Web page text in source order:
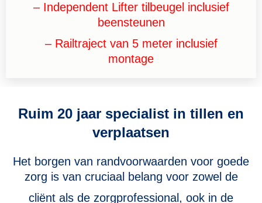
– Independent Lifter tilbeugel inclusief
beensteunen
– Railtraject van 5 meter inclusief
montage
Ruim 20 jaar specialist in tillen en
verplaatsen
Het borgen van randvoorwaarden voor goede
zorg is van cruciaal belang voor zowel de
cliënt als de zorgprofessional, ook in de